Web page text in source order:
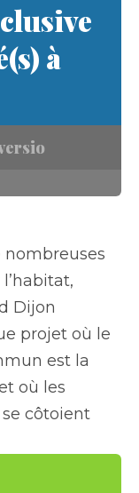
à
Dijon
projet où le
est la
où les
côtoient